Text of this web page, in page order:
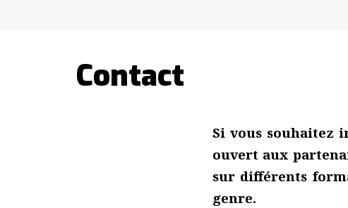
Contact
Si vous souhaitez
ouvert aux
sur différents
genre.